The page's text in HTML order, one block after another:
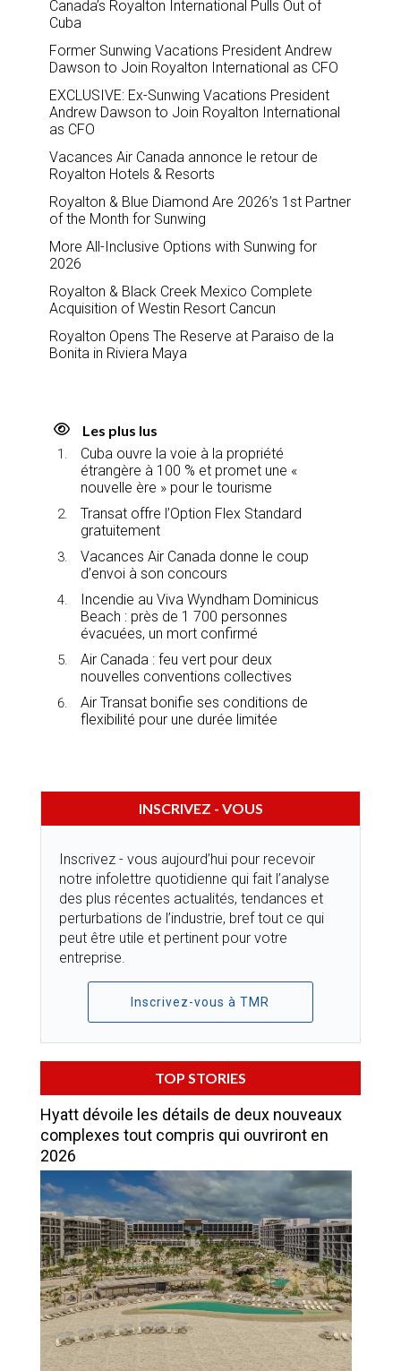
Canada’s Royalton International Pulls Out of
Cuba
Former Sunwing Vacations President Andrew
Dawson to Join Royalton International as CFO
EXCLUSIVE: Ex-Sunwing Vacations President
Andrew Dawson to Join Royalton International
as CFO
Vacances Air Canada annonce le retour de
Royalton Hotels & Resorts
Royalton & Blue Diamond Are 2026’s 1st Partner
of the Month for Sunwing
More All-Inclusive Options with Sunwing for
2026
Royalton & Black Creek Mexico Complete
Acquisition of Westin Resort Cancun
Royalton Opens The Reserve at Paraiso de la
Bonita in Riviera Maya
Les plus lus
Cuba ouvre la voie à la propriété
étrangère à 100 % et promet une «
nouvelle ère » pour le tourisme
Transat offre l’Option Flex Standard
gratuitement
Vacances Air Canada donne le coup
d’envoi à son concours
Incendie au Viva Wyndham Dominicus
Beach : près de 1 700 personnes
évacuées, un mort confirmé
Air Canada : feu vert pour deux
nouvelles conventions collectives
Air Transat bonifie ses conditions de
flexibilité pour une durée limitée
INSCRIVEZ - VOUS
Inscrivez - vous aujourd’hui pour recevoir
notre infolettre quotidienne qui fait l’analyse
des plus récentes actualités, tendances et
perturbations de l’industrie, bref tout ce qui
peut être utile et pertinent pour votre
entreprise.
Inscrivez-vous à TMR
TOP STORIES
Hyatt dévoile les détails de deux nouveaux
complexes tout compris qui ouvriront en
2026